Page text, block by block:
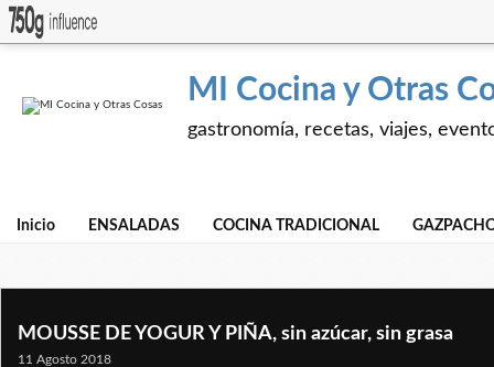
MI Cocina y Otras
gastronomía, recetas, viajes,
Inicio ENSALADAS COCINA TRADICIONAL
MOUSSE DE YOGUR Y PIÑA, sin azúcar, sin grasa
11 Agosto 2018